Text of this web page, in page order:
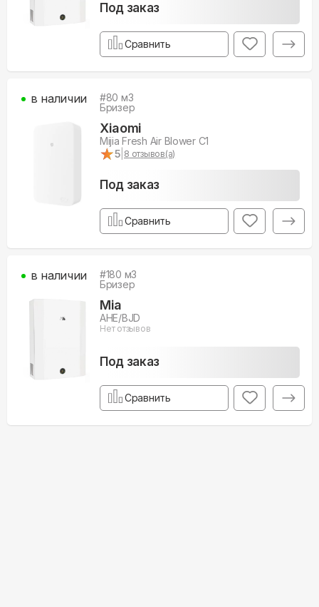
Под заказ
Сравнить
#80 м3
Бризер
Xiaomi
Mijia Fresh Air Blower C1
★
★5 8 отзывов(а)
Под заказ
в наличии
Сравнить
#180 м3
Бризер
Mia
AHE/BJD
Нет отзывов
Под заказ
в наличии
Сравнить